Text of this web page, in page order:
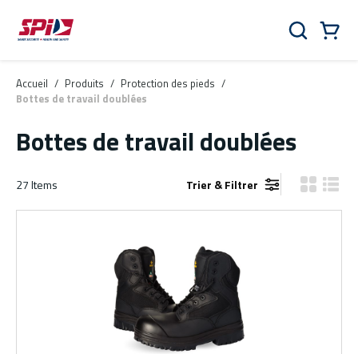
Aller au contenu principal
Skip to menu
Skip to footer
Rechercher
Accueil / Produits / Protection des pieds /
Bottes de travail doublées
Bottes de travail doublées
27Items Trier & Filtrer Vue grille
Vue